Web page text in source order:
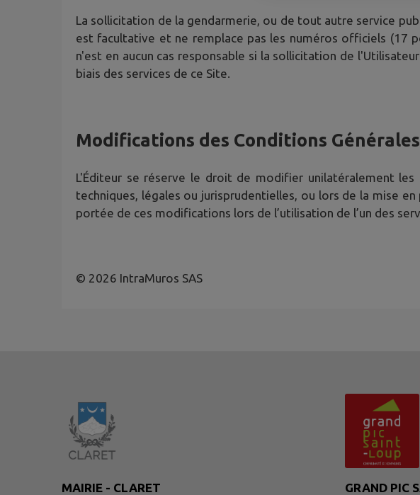
La sollicitation de la gendarmerie, ou de tout autre service
est facultative et ne remplace pas les numéros officiels (17
n'est en aucun cas responsable si la sollicitation de
biais des services de ce Site.
Modifications des Conditions
L'Éditeur se réserve le droit de modifier unilatéralement
techniques, légales ou jurisprudentielles, ou lors de la mise
portée de ces modifications lors de l’utilisation de l’un des
© 2026 IntraMuros SAS
MAIRIE - CLARET GRAND PIC